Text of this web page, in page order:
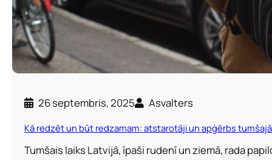
26 septembris, 2025 Asvalters
Kā redzēt un būt redzamam: atstarotāji un apģērbs
Tumšais laiks Latvijā, īpaši rudenī un ziemā, rada